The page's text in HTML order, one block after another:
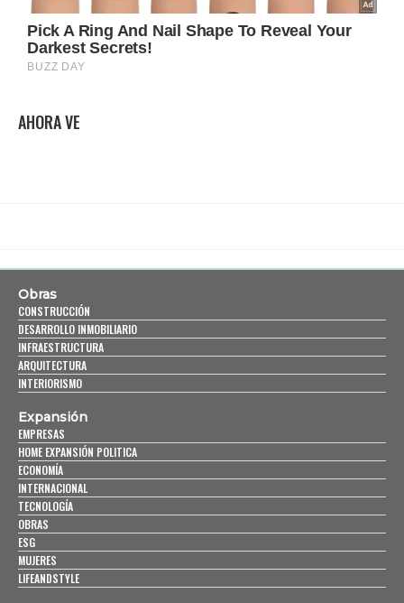
AHORA VE
Obras
CONSTRUCCIÓN
DESARROLLO INMOBILIARIO
INFRAESTRUCTURA
ARQUITECTURA
INTERIORISMO
Expansión
EMPRESAS
HOME EXPANSIÓN POLITICA
ECONOMÍA
INTERNACIONAL
TECNOLOGÍA
OBRAS
ESG
MUJERES
LIFEANDSTYLE